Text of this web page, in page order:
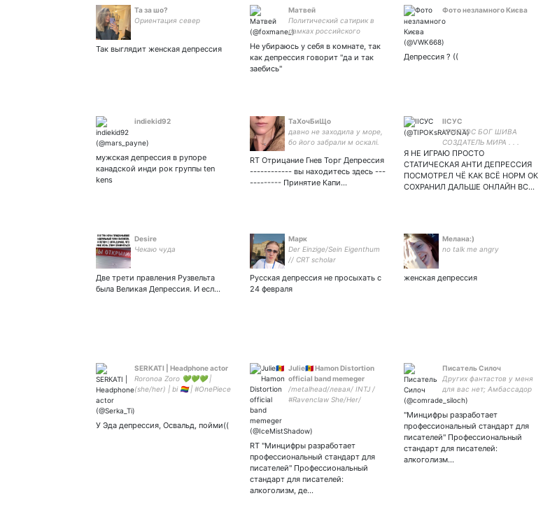
Та за шо?
Ориентация север
Так выглядит женская депрессия
Матвей
Политический сатирик в
рамках российского
исполняю функции
иностранного агента на
Не убираюсь у себя в комнате, так
как депрессия говорит "да и так
заебись"
Фото незламного Києва
Депрессия ? ((
indiekid92
мужская депрессия в рупоре
канадской инди рок группы ten
kens
ТаХочБиЩо
давно не заходила у море,
бо його забрали м оскалі.
RT Отрицание Гнев Торг Депрессия
------------ вы находитесь здесь ---
--------- Принятие Капи…
ІІСУС
ХРИСТОС БОГ ШИВА
СОЗДАТЕЛЬ МИРА . . .
Я НЕ ИГРАЮ ПРОСТО
СТАТИЧЕСКАЯ АНТИ ДЕПРЕССИЯ
ПОСМОТРЕЛ ЧЁ КАК ВСЁ НОРМ ОК
СОХРАНИЛ ДАЛЬШЕ ОНЛАЙН ВС…
Desire
Чекаю чуда
Две трети правления Рузвельта
была Великая Депрессия. И есл…
Марк
Der Einzige/Sein Eigenthum
// CRT scholar
Русская депрессия не просыхать с
24 февраля
Мелана:)
no talk me angry
женская депрессия
SЕRКАТI | Headphone actor
Roronoa Zoro 💚💚💚 |
(she/her) | bi 🏳️‍🌈 | #OnePiece
У Эда депрессия, Освальд, пойми((
Julie🇲🇩 Hamon Distortion
official band memeger
/metalhead/левая/ INTJ /
#Ravenclaw She/Her/
Groove Metal)🤘🏻
RT "Минцифры разработает
профессиональный стандарт для
писателей" Профессиональный
стандарт для писателей:
алкоголизм, де…
Писатель Силоч
Других фантастов у меня
для вас нет; Амбассадор
кваса Силич; Книжки и
"Минцифры разработает
профессиональный стандарт для
писателей" Профессиональный
стандарт для писателей:
алкоголизм…